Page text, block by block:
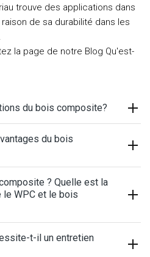
trouve des applications dans
de sa durabilité dans les
la page de notre Blog Qu'est-
du bois composite?
du bois
? Quelle est la
WPC et le bois
t-il un entretien